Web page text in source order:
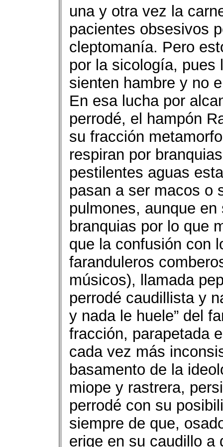
una y otra vez la
pacientes obsesivos
cleptomanía. Pero
por la sicología, pues
sienten hambre y no
En esa lucha por
perrodé, el hampón
su fracción
respiran por
pestilentes aguas
pasan a ser macos o
pulmones, aunque
branquias por lo que
que la confusión con
faranduleros
músicos), llamada
perrodé caudillista y
y nada le huele” del
fracción, parapetada
cada vez más
basamento de la
miope y rastrera,
perrodé con su
siempre de que,
erige en su caudillo a